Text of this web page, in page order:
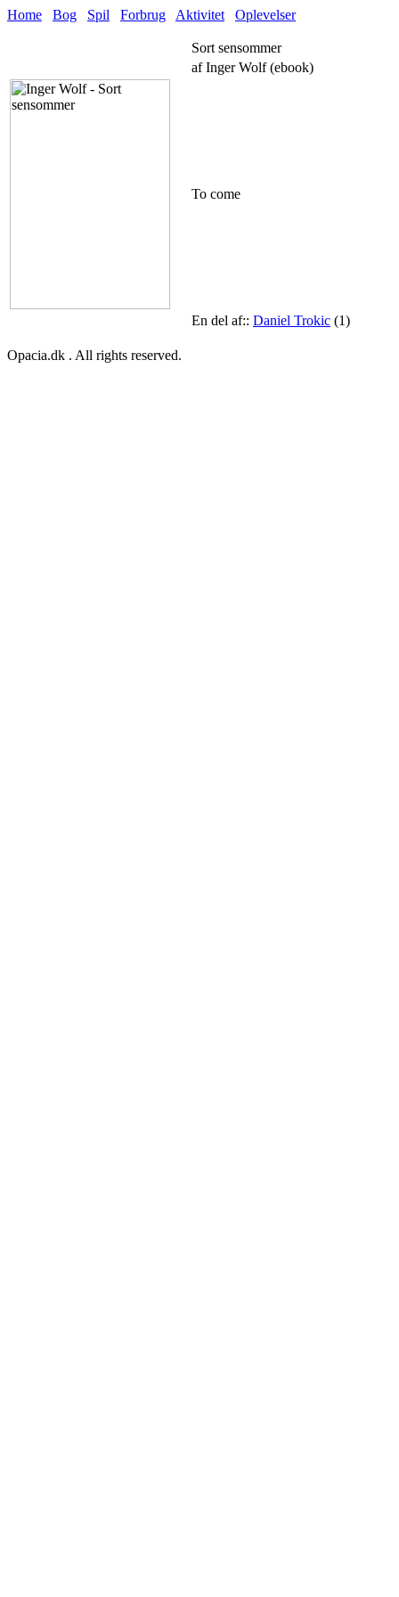
Home Bog Spil Forbrug Aktivitet Oplevelser
Sort sensommer
af Inger Wolf (ebook)
To come
En del af:: Daniel Trokic (1)
Opacia.dk . All rights reserved.